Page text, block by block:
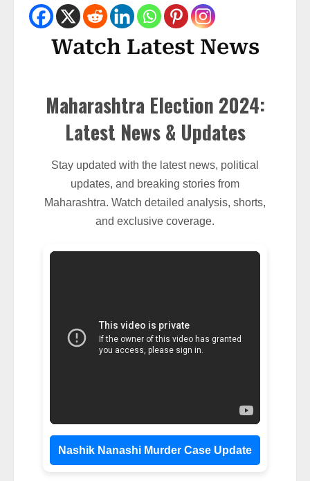
Watch Latest News
Maharashtra Election 2024:
Latest News & Updates
Stay updated with the latest news, political
updates, and breaking stories from
Maharashtra. Watch detailed analysis, shorts,
and exclusive coverage.
Nashik Nanashi Murder Case Update